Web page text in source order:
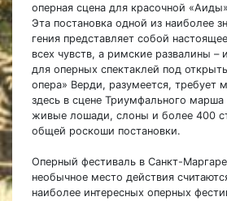
оперная сцена для красочной
Эта постановка одной из наиболее
гения представляет собой
всех чувств, а римские развалины –
для оперных спектаклей под
опера» Верди, разумеется, требует
здесь в сцене Триумфального
живые лошади, слоны и более 400
общей роскоши постановки.
Оперный фестиваль в Санкт-
необычное место действия
наиболее интересных оперных